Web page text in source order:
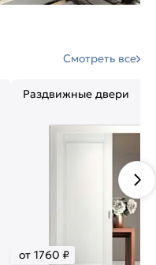
Смотреть все
Раздвижные двери
от 1760 ₽